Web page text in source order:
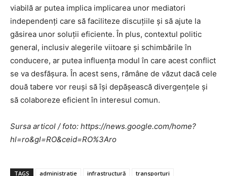
viabilă ar putea implica implicarea unor mediatori
independenți care să faciliteze discuțiile și să ajute la
găsirea unor soluții eficiente. În plus, contextul politic
general, inclusiv alegerile viitoare și schimbările în
conducere, ar putea influența modul în care acest conflict
se va desfășura. În acest sens, rămâne de văzut dacă cele
două tabere vor reuși să își depășească divergențele și
să colaboreze eficient în interesul comun.
Sursa articol / foto: https://news.google.com/home?
hl=ro&gl=RO&ceid=RO%3Aro
TAGS administrație infrastructură transporturi